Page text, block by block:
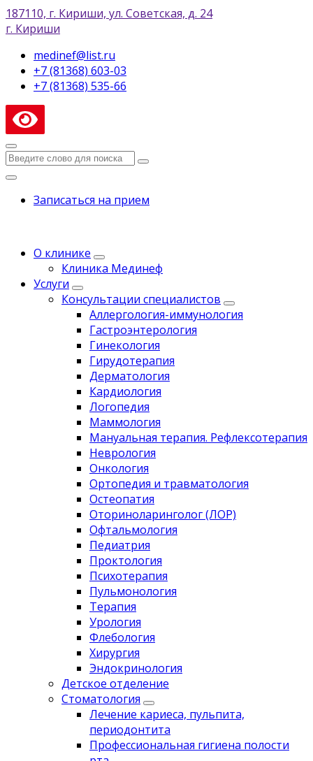
187110, г. Кириши, ул. Советская, д. 24
г. Кириши
medinef@list.ru
+7 (81368) 603-03
+7 (81368) 535-66
Записаться на прием
О клинике
Клиника Мединеф
Услуги
Консультации специалистов
Аллергология-иммунология
Гастроэнтерология
Гинекология
Гирудотерапия
Дерматология
Кардиология
Логопедия
Маммология
Мануальная терапия. Рефлексотерапия
Неврология
Онкология
Ортопедия и травматология
Остеопатия
Оториноларинголог (ЛОР)
Офтальмология
Педиатрия
Проктология
Психотерапия
Пульмонология
Терапия
Урология
Флебология
Хирургия
Эндокринология
Детское отделение
Стоматология
Лечение кариеса, пульпита,
периодонтита
Профессиональная гигиена полости